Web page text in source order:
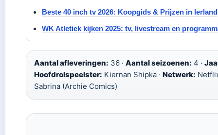
Beste 40 inch tv 2026: Koopgids & Prijzen in Ierland
WK Atletiek kijken 2025: tv, livestream en
Aantal afleveringen: 36 · Aantal seizoenen: 4 ·
Hoofdrolspeelster: Kiernan Shipka · Netwerk:
Sabrina (Archie Comics)